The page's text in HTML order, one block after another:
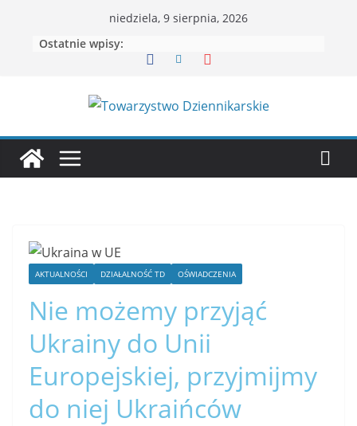
niedziela, 9 sierpnia, 2026
Ostatnie wpisy:
AKTUALNOŚCI DZIAŁALNOŚĆ TD OŚWIADCZENIA
Nie możemy przyjąć
Ukrainy do Unii
Europejskiej, przyjmijmy
do niej Ukraińców